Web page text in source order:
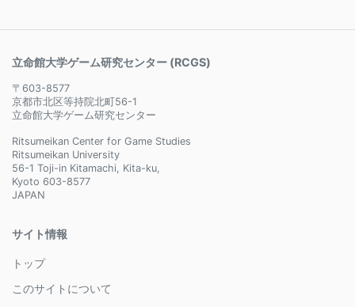
立命館大学ゲーム研究センター (RCGS)
〒603-8577
京都市北区等持院北町56-1
立命館大学ゲーム研究センター
Ritsumeikan Center for Game Studies
Ritsumeikan University
56-1 Toji-in Kitamachi, Kita-ku,
Kyoto 603-8577
JAPAN
サイト情報
トップ
このサイトについて